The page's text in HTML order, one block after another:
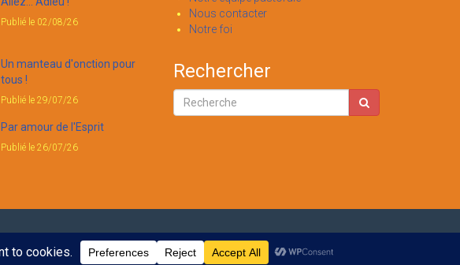
Publié le 02/08/26
Un manteau d'onction pour
tous !
Publié le 29/07/26
Par amour de l'Esprit
Publié le 26/07/26
Nous contacter
Notre foi
Rechercher
Accueil A propos de nous